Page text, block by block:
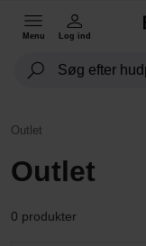
Menu Log ind
Outlet
Outlet
0 produkter